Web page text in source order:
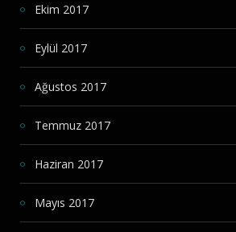
Ekim 2017
Eylül 2017
Ağustos 2017
Temmuz 2017
Haziran 2017
Mayıs 2017